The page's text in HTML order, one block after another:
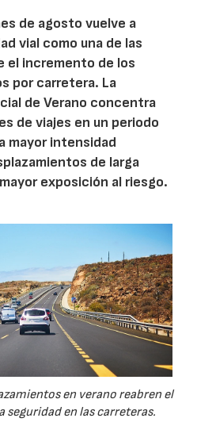
de agosto vuelve a
vial como una de las
el incremento de los
por carretera. La
de Verano concentra
de viajes en un periodo
mayor intensidad
de larga
exposición al riesgo.
en verano reabren el
seguridad en las carreteras.